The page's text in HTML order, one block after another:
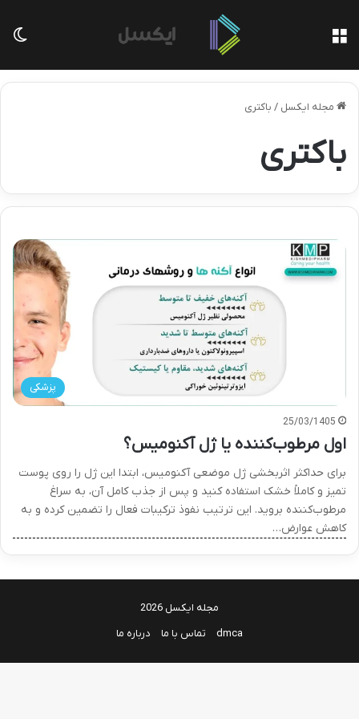
مجله ایکسل / باکتری
باکتری
پزشکی
25/03/1405
اول مرطوب‌کننده یا ژل آکنومیس؟
برای حداکثر اثربخشی ژل موضعی آکنومیس، ابتدا این ژل را روی پوست
تمیز و کاملاً خشک استفاده کنید و پس از جذب کامل آن، به سراغ
مرطوب‌کننده بروید. این ترتیب نفوذ ترکیبات فعال را تضمین کرده و به
کاهش عوارض…
مجله ایکسل 2026
dmca
تماس با ما درباره ما